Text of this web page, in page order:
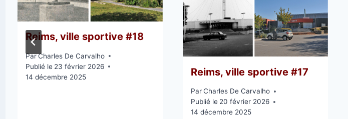
Reims, ville sportive #18
ParCharles De Carvalho
Publié le 23 février 2026
14 décembre 2025
Reims, ville sportive #17
Par Charles De Carvalho
Publié le 20 février 2026
14 décembre 2025